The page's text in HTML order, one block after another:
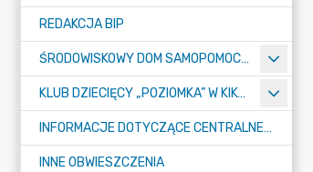
REDAKCJA BIP
ŚRODOWISKOWY DOM SAMOPOMOCY "KONICZYNKA" W SUMINIE
KLUB DZIECIĘCY „POZIOMKA” W KIKOLE
INFORMACJE DOTYCZĄCE CENTRALNEGO PORTU KOMUNIKACYJNEGO
INNE OBWIESZCZENIA